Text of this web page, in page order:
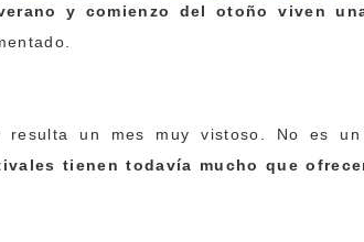
y comienzo del otoño viven
un mes muy vistoso. No es un
tienen todavía mucho que